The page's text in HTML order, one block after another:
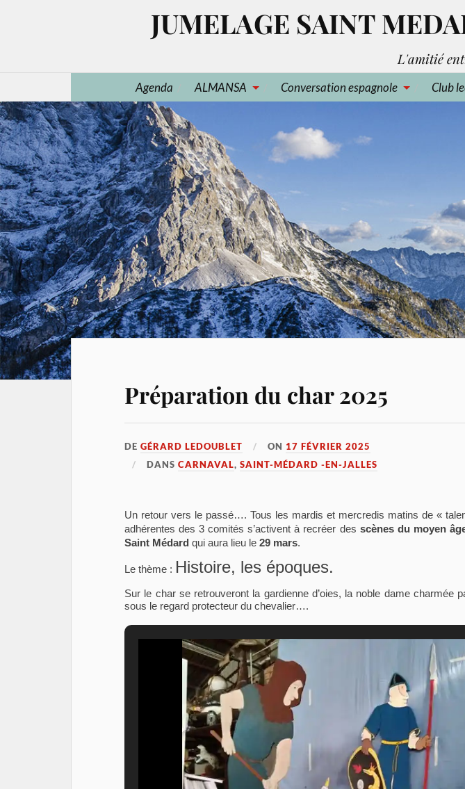
JUMELAGE SAINT
L'amitié
Agenda ALMANSA Conversation espagnole Club
Préparation du char 2025
DEGÉRARD LEDOUBLET ON 17 FÉVRIER 2025
DANSCARNAVAL,SAINT-MÉDARD -EN-JALLES
Un retour vers le passé…. Tous les mardis et mercredis matins de «
adhérentes des 3 comités s’activent à recréer des scènes du moyen
Saint Médard qui aura lieu le29 mars.
Le thème : Histoire, les époques.
Sur le char se retrouveront la gardienne d’oies, la noble dame charmée
sous le regard protecteur du chevalier….